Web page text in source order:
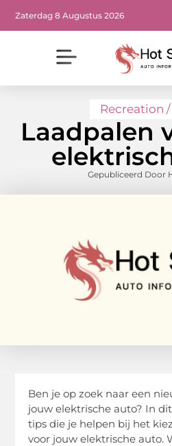
Zaterdag 8 Augustus 2026
Recreation
Laadpalen
Gepubliceerd Door
Ben je op zoek naar een
jouw elektrische auto? In
tips die je helpen bij het
voor jouw elektrische auto.